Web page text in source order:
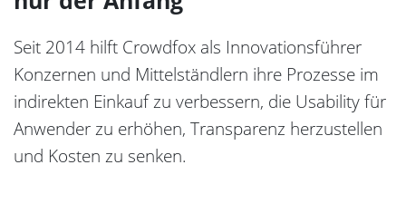
Seit 2014 hilft Crowdfox als Innovationsführer
Konzernen und Mittelständlern ihre Prozesse im
indirekten Einkauf zu verbessern, die Usability für
Anwender zu erhöhen, Transparenz herzustellen
und Kosten zu senken.